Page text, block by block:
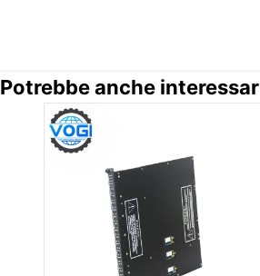
Potrebbe anche